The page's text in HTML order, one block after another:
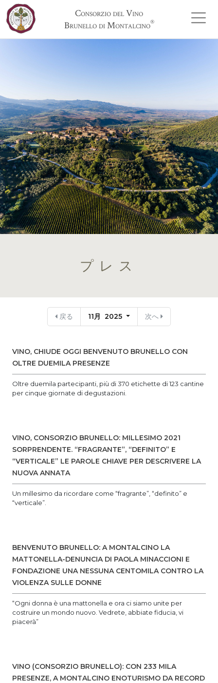
Consorzio del Vino
Brunello di Montalcino®
プレス
戻る 11月 2025 次へ
VINO, CHIUDE OGGI BENVENUTO BRUNELLO CON
OLTRE DUEMILA PRESENZE
Oltre duemila partecipanti, più di 370 etichette di 123 cantine
per cinque giornate di degustazioni.
VINO, CONSORZIO BRUNELLO: MILLESIMO 2021
SORPRENDENTE. “FRAGRANTE”, “DEFINITO” E
“VERTICALE” LE PAROLE CHIAVE PER DESCRIVERE LA
NUOVA ANNATA
Un millesimo da ricordare come “fragrante”, “definito” e
“verticale”.
BENVENUTO BRUNELLO: A MONTALCINO LA
MATTONELLA-DENUNCIA DI PAOLA MINACCIONI E
FONDAZIONE UNA NESSUNA CENTOMILA CONTRO LA
VIOLENZA SULLE DONNE
“Ogni donna è una mattonella e ora ci siamo unite per
costruire un mondo nuovo. Vedrete, abbiate fiducia, vi
piacerà”
VINO (CONSORZIO BRUNELLO): CON 233 MILA
PRESENZE, A MONTALCINO ENOTURISMO DA RECORD